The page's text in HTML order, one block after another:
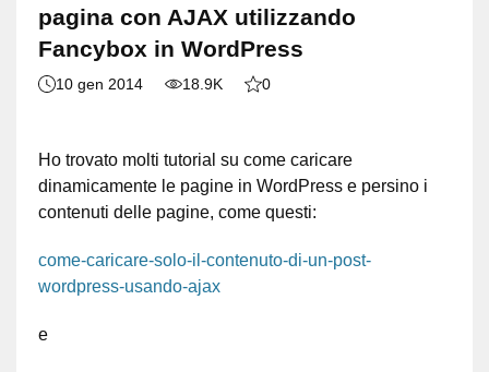
pagina con AJAX utilizzando
Fancybox in WordPress
10 gen 2014 18.9K 0
Ho trovato molti tutorial su come caricare
dinamicamente le pagine in WordPress e persino i
contenuti delle pagine, come questi:
come-caricare-solo-il-contenuto-di-un-post-
wordpress-usando-ajax
e